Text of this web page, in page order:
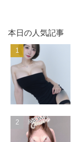
本日の人気記事